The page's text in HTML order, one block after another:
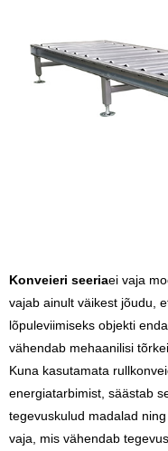
Konveieri seeriaei vaja
vajab ainult väikest jõudu,
lõpuleviimiseks objekti
vähendab mehaanilisi
Kuna kasutamata
energiatarbimist, säästab
tegevuskulud madalad
vaja, mis vähendab